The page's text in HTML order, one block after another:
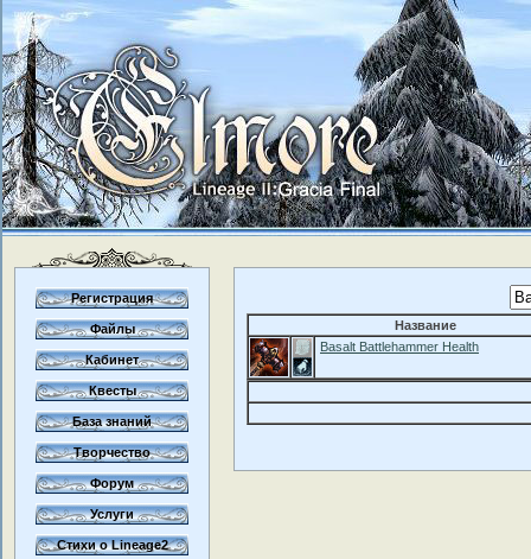
Регистрация
Файлы
Кабинет
Квесты
База знаний
Творчество
Форум
Услуги
Стихи о Lineage2
Название
Basalt Battlehammer Health